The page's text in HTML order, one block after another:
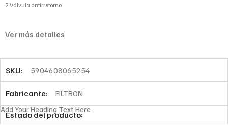
2 Válvula antirretorno
Ver más detalles
SKU: 5904608065254
Fabricante: FILTRON
Estado del producto:
Add Your Heading Text Here